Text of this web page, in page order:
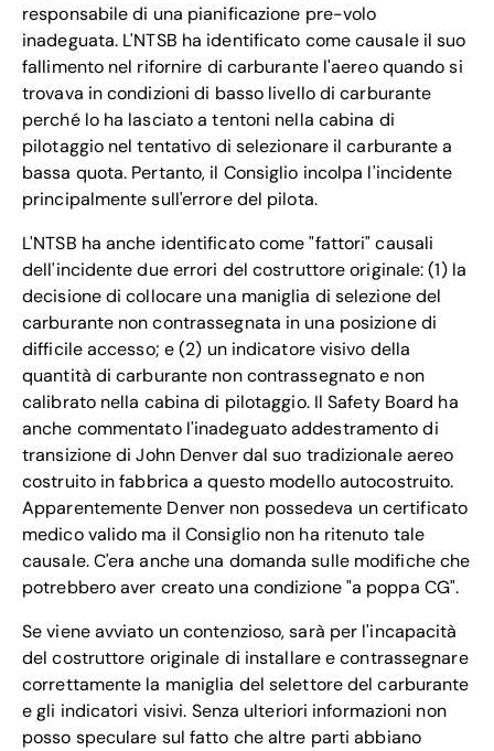
responsabile di una pianificazione pre-volo
inadeguata. L'NTSB ha identificato come causale il suo
fallimento nel rifornire di carburante l'aereo quando si
trovava in condizioni di basso livello di carburante
perché lo ha lasciato a tentoni nella cabina di
pilotaggio nel tentativo di selezionare il carburante a
bassa quota. Pertanto, il Consiglio incolpa l'incidente
principalmente sull'errore del pilota.
L'NTSB ha anche identificato come "fattori" causali
dell'incidente due errori del costruttore originale: (1) la
decisione di collocare una maniglia di selezione del
carburante non contrassegnata in una posizione di
difficile accesso; e (2) un indicatore visivo della
quantità di carburante non contrassegnato e non
calibrato nella cabina di pilotaggio. Il Safety Board ha
anche commentato l'inadeguato addestramento di
transizione di John Denver dal suo tradizionale aereo
costruito in fabbrica a questo modello autocostruito.
Apparentemente Denver non possedeva un certificato
medico valido ma il Consiglio non ha ritenuto tale
causale. C'era anche una domanda sulle modifiche che
potrebbero aver creato una condizione "a poppa CG".
Se viene avviato un contenzioso, sarà per l'incapacità
del costruttore originale di installare e contrassegnare
correttamente la maniglia del selettore del carburante
e gli indicatori visivi. Senza ulteriori informazioni non
posso speculare sul fatto che altre parti abbiano